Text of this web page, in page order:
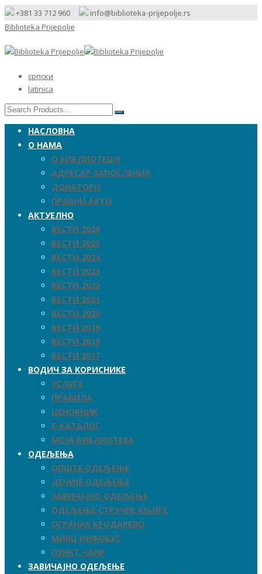
+381 33 712 960
info@biblioteka-prijepolje.rs
Biblioteka Prijepolje
српски
latinica
НАСЛОВНА
О НАМА
О БИБЛИОТЕЦИ
АДРЕСАР ЗАПОСЛЕНИХ
ДОНАТОРИ
ПРАВНИ АКТИ
АКТУЕЛНО
ВЕСТИ 2026
ВЕСТИ 2025
ВЕСТИ 2024
ВЕСТИ 2023
ВЕСТИ 2022
ВЕСТИ 2021
ВЕСТИ 2020
ВЕСТИ 2019
ВЕСТИ 2018
ВЕСТИ 2017
ВОДИЧ ЗА КОРИСНИКЕ
УСЛУГЕ
ПРАВИЛА
ЦЕНОВНИК
Е-КАТАЛОГ
МОЈА БИБЛИОТЕКА
ОДЕЉЕЊА
ОПШТЕ ОДЕЉЕЊЕ
ДЕЧИЈЕ ОДЕЉЕЊЕ
ЗАВИЧАЈНО ОДЕЉЕЊЕ
ОДЕЉЕЊЕ СТРУЧНЕ КЊИГЕ
ОГРАНАК БРОДАРЕВО
МИКЦ ИНФОБУС
ПУНКТ ЧАИР
ЗАВИЧАЈНО ОДЕЉЕЊЕ